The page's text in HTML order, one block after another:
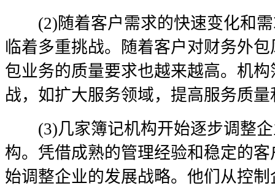
(2)随着客户需求的快速变化和需
临着多重挑战。随着客户对财务外
包业务的质量要求也越来越高。机
战，如扩大服务领域，提高服务质
(3)几家簿记机构开始逐步调整企
构。凭借成熟的管理经验和稳定的
始调整企业的发展战略。他们从控